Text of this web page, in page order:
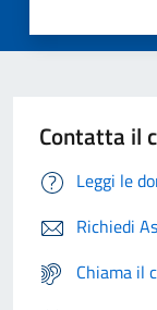
Contatta il
Leggi le
Richiedi
Chiama il